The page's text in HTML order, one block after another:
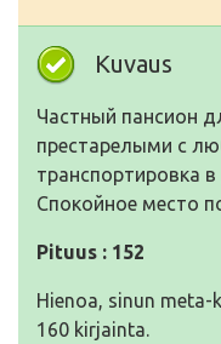
Kuvaus
Частный пансион
престарелыми с
транспортировка
Cпокойное место
Pituus : 152
Hienoa, sinun
160 kirjainta.